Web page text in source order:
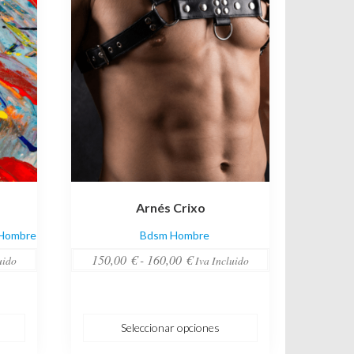
Arnés Crixo
Bdsm Hombre
150,00 € - 160,00 €Rango
Iva Incluido
Seleccionar opciones
opciones
pueden
elegir